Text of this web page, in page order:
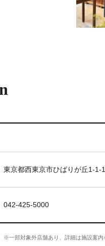
東京都西東京市ひばりが丘1-1-1
042-425-5000
※一部対象外店舗あり、詳細は施設案内